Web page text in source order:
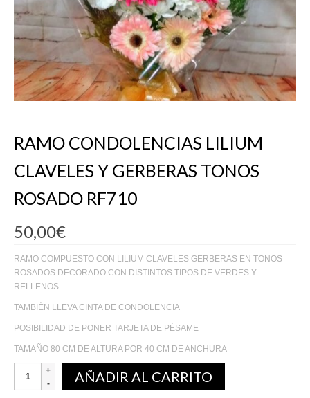
RAMO CONDOLENCIAS LILIUM
CLAVELES Y GERBERAS TONOS
ROSADO RF710
50,00€
RAMO COMPUESTO CON LILIUM CLAVELES GERBERAS EN TONOS
ROSADOS DECORADO CON DISTINTOS TIPOS DE VERDES Y
RELLENOS
TAMBIÉN LLEVA CINTA DE CONDOLENCIA
POSIBILIDAD DE PONER TARJETA DE PÉSAME
TAMAÑO 80 CM DE ALTURA POR 40 CM DE ANCHURA
AÑADIR AL CARRITO